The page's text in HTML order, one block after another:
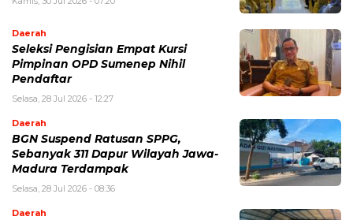
Daerah
Seleksi Pengisian Empat Kursi
Pimpinan OPD Sumenep Nihil
Pendaftar
Selasa, 28 Jul 2026 - 12:27
Daerah
BGN Suspend Ratusan SPPG,
Sebanyak 311 Dapur Wilayah Jawa-
Madura Terdampak
Selasa, 28 Jul 2026 - 08:36
Daerah